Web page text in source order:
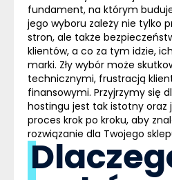
fundament, na którym
jego wyboru zależy nie tylko
stron, ale także
klientów, a co za tym idzie,
marki. Zły wybór może
technicznymi, frustracją
finansowymi. Przyjrzymy się
hostingu jest tak istotny oraz
proces krok po kroku, aby
rozwiązanie dla Twojego